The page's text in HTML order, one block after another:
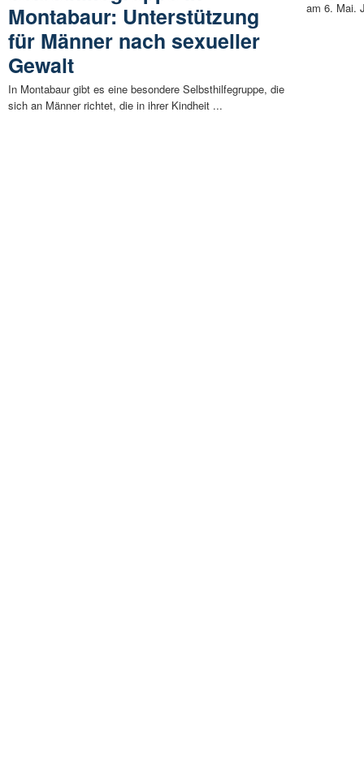
Montabaur: Unterstützung
für Männer nach sexueller
Gewalt
In Montabaur gibt es eine besondere Selbsthilfegruppe, die
sich an Männer richtet, die in ihrer Kindheit ...
am 6. Mai.